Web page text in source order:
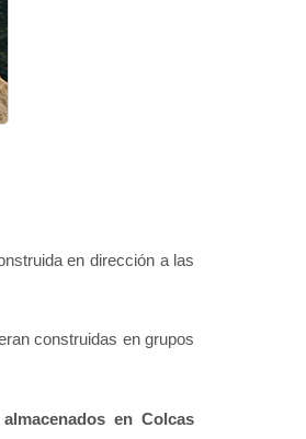
en dirección a las
construidas en grupos
en Colcas